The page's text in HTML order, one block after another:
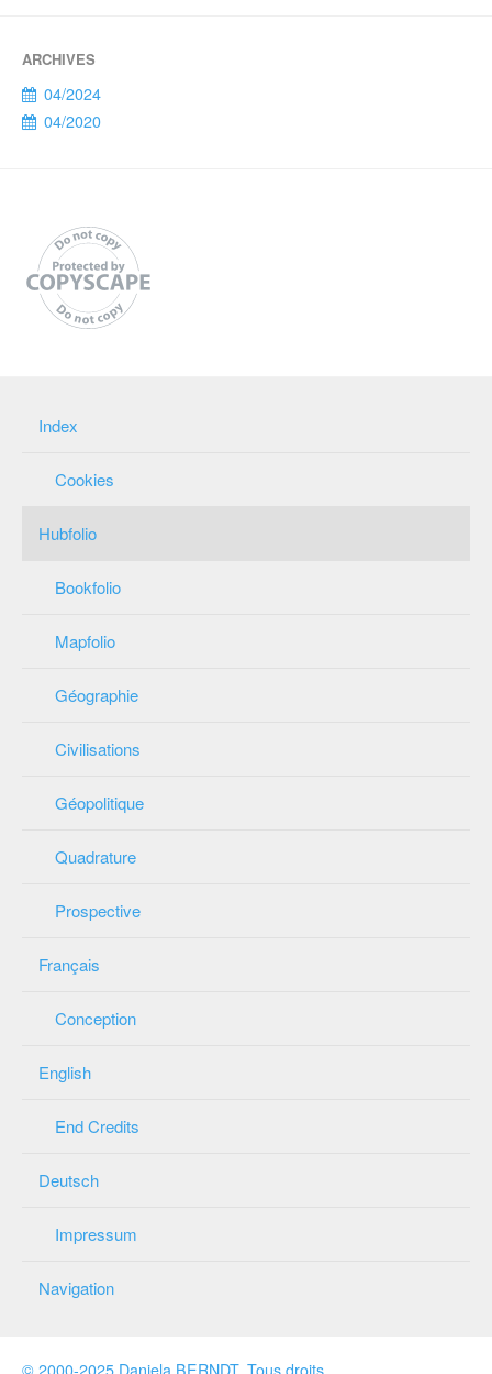
04/2024
04/2020
Index
Cookies
Hubfolio
Bookfolio
Mapfolio
Géographie
Civilisations
Géopolitique
Quadrature
Prospective
Français
Conception
English
End Credits
Deutsch
Impressum
Navigation
© 2000-2025 Daniela BERNDT. Tous droits